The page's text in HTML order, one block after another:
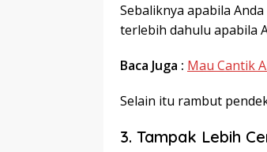
Sebaliknya apabila
terlebih dahulu apabila
Baca Juga : Mau Cantik
Selain itu rambut
3. Tampak Lebih